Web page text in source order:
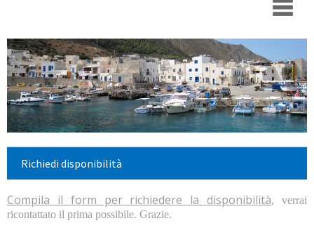
Richiedi disponibilità
Compila il form per richiedere la disponibilità, verrai
ricontattato il prima possibile. Grazie.